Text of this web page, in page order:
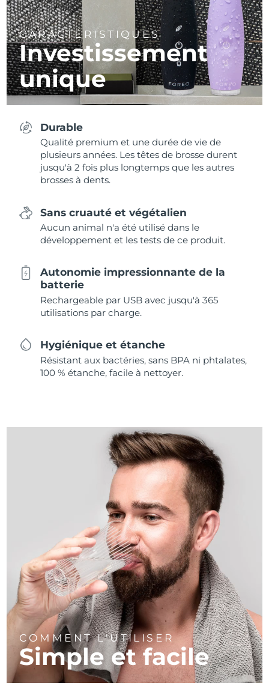
CARACTÉRISTIQUES
Investissement
unique
Durable
Qualité premium et une durée de vie de
plusieurs années. Les têtes de brosse durent
jusqu'à 2 fois plus longtemps que les autres
brosses à dents.
Sans cruauté et végétalien
Aucun animal n'a été utilisé dans le
développement et les tests de ce produit.
Autonomie impressionnante de la
batterie
Rechargeable par USB avec jusqu'à 365
utilisations par charge.
Hygiénique et étanche
Résistant aux bactéries, sans BPA ni phtalates,
100 % étanche, facile à nettoyer.
COMMENT L'UTILISER
Simple et facile